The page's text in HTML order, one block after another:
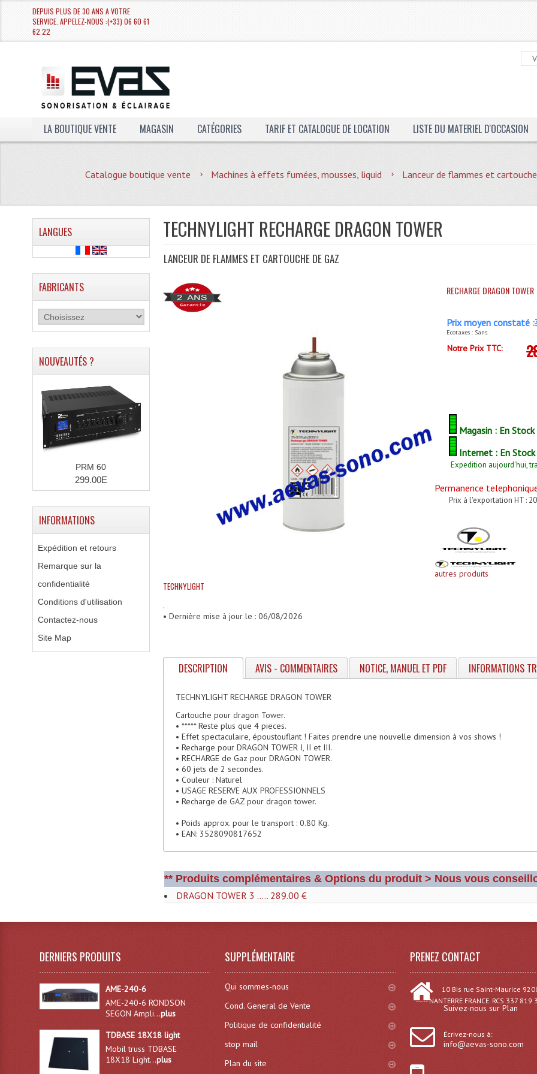
DEPUIS PLUS DE 30 ANS A VOTRE
SERVICE. APPELEZ-NOUS :(+33) 06 60 61
62 22
LA BOUTIQUE VENTE MAGASIN CATÉGORIES TARIF ET CATALOGUE DE LOCATION LISTE DU MATERIEL D'OCCASION
Catalogue boutique vente Machines à effets fumées, mousses, liquid Lanceur de flammes et
TECHNYLIGHT RECHARGE DRAGON TOWER
LANCEUR DE FLAMMES ET CARTOUCHE DE GAZ
RECHARGE DRAGON TOWER
Prix moyen constaté :
Ecotaxes : Sans.
Notre Prix TTC:
Magasin : En Stock
Internet : En Stock
Expedition aujourd'hui,
Permanence
Prix à l'exportation HT :
autres produits
TECHNYLIGHT
.
• Dernière mise à jour le : 06/08/2026
DESCRIPTION AVIS - COMMENTAIRES NOTICE, MANUEL ET PDF INFORMATIONS
TECHNYLIGHT RECHARGE DRAGON TOWER
Cartouche pour dragon Tower.
• ***** Reste plus que 4 pieces.
• Effet spectaculaire, époustouflant ! Faites prendre une nouvelle dimension à vos shows !
• Recharge pour DRAGON TOWER I, II et III.
• RECHARGE de Gaz pour DRAGON TOWER.
• 60 jets de 2 secondes.
• Couleur : Naturel
• USAGE RESERVE AUX PROFESSIONNELS
• Recharge de GAZ pour dragon tower.
• Poids approx. pour le transport : 0.80 Kg.
• EAN: 3528090817652
** Produits complémentaires & Options du produit > Nous vous
DRAGON TOWER 3 ..... 289.00 €
LANGUES
FABRICANTS
NOUVEAUTÉS ?
PRM 60
299.00E
INFORMATIONS
Expédition et retours
Remarque sur la
confidentialité
Conditions d'utilisation
Contactez-nous
Site Map
DERNIERS PRODUITS
AME-240-6
AME-240-6 RONDSON
SEGON Ampli...plus
TDBASE 18X18 light
Mobil truss TDBASE
18X18 Light...plus
SUPPLÉMENTAIRE
Qui sommes-nous
Cond. General de Vente
Politique de confidentialité
stop mail
Plan du site
PRENEZ CONTACT
10 Bis rue Saint-Maurice
----- NANTERRE FRANCE. RCS 337 819
Suivez-nous sur Plan
Écrivez-nous à:
info@aevas-sono.com